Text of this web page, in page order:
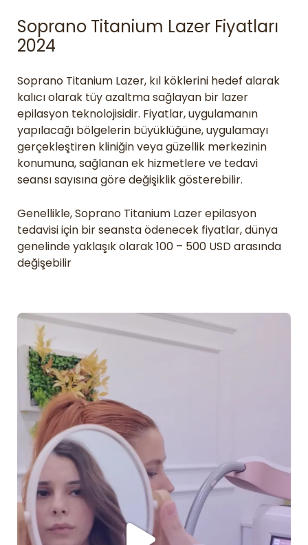
Soprano Titanium Lazer Fiyatları
2024
Soprano Titanium Lazer, kıl köklerini hedef alarak
kalıcı olarak tüy azaltma sağlayan bir lazer
epilasyon teknolojisidir. Fiyatlar, uygulamanın
yapılacağı bölgelerin büyüklüğüne, uygulamayı
gerçekleştiren kliniğin veya güzellik merkezinin
konumuna, sağlanan ek hizmetlere ve tedavi
seansı sayısına göre değişiklik gösterebilir.
Genellikle, Soprano Titanium Lazer epilasyon
tedavisi için bir seansta ödenecek fiyatlar, dünya
genelinde yaklaşık olarak 100 – 500 USD arasında
değişebilir